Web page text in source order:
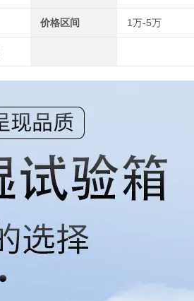
价格区间 1万-5万